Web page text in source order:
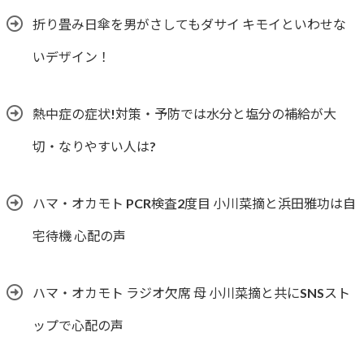
折り畳み日傘を男がさしてもダサイ キモイといわせな
いデザイン！
熱中症の症状!対策・予防では水分と塩分の補給が大
切・なりやすい人は?
ハマ・オカモト PCR検査2度目 小川菜摘と浜田雅功は自
宅待機 心配の声
ハマ・オカモト ラジオ欠席 母 小川菜摘と共にSNSスト
ップで心配の声